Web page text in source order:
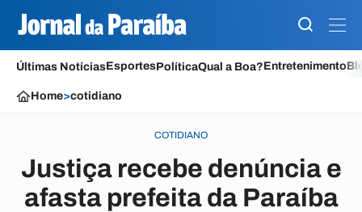
Últimas NotíciasEsportesPolíticaQual a Boa?Entretenimento
Home>cotidiano
COTIDIANO
Justiça recebe denúncia e
afasta prefeita da Paraíba